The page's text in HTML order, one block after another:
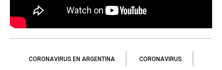
CORONAVIRUS EN ARGENTINA CORONAVIRUS